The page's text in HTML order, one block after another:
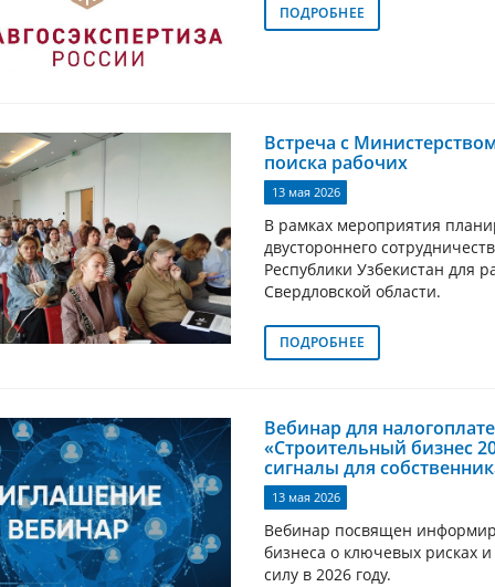
ПОДРОБНЕЕ
Встреча с
поиска рабочих
13 мая 2026
В рамках мероприятия
двустороннего
Республики Узбекистан для
Свердловской области.
ПОДРОБНЕЕ
Вебинар для
«Строительный бизнес
сигналы для
13 мая 2026
Вебинар посвящен
бизнеса о ключевых рисках
силу в 2026 году.